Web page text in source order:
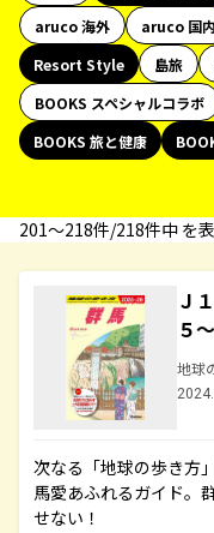
aruco 海外
aruco 国内
Resort Style
島旅
BOOKS スペシャルコラボ
BOOKS 旅と健康
201〜218件/218件中 を
Ｊ
５
地球
次なる「地球の歩き方
馬愛あふれるガイド。
せない！